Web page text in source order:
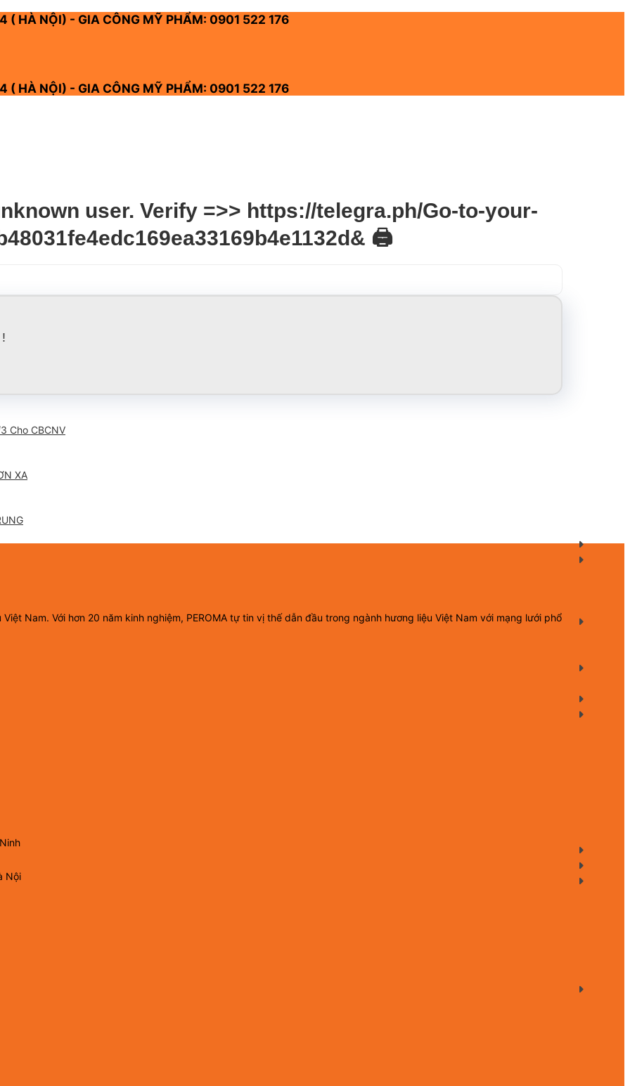
HÀ NỘI) - GIA CÔNG MỸ PHẨM: 0901 522 176
HÀ NỘI) - GIA CÔNG MỸ PHẨM: 0901 522 176
user. Verify =>> https://telegra.ph/Go-to-your-
🖨
Cho CBCNV
XA
Nam. Với hơn 20 năm kinh nghiệm, PEROMA tự tin vị thế dẫn đầu trong ngành hương liệu Việt Nam với mạng lưới phổ
Nội